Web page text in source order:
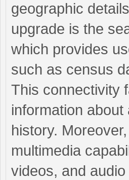
geographic
upgrade is the
which provides
such as census
This connectivity
information
history.
multimedia
videos, and